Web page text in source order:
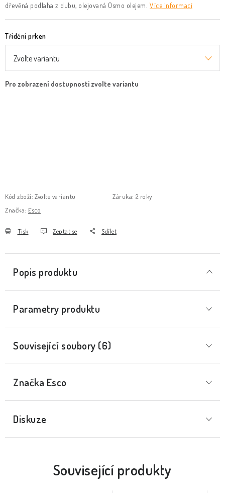
dřevěná podlaha z dubu, olejovaná Osmo olejem. Více informací
Třídění prken
Kód zboží: Zvolte variantu Záruka: 2 roky
Značka: Esco
Tisk Zeptat se Sdílet
Popis produktu
Parametry produktu
Související soubory (6)
Značka Esco
Diskuze
Související produkty